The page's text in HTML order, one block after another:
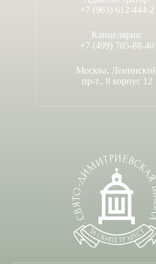
+7 (963) 612-444-2
Канцелярия:
+7 (499) 705-88-40
Москва,
пр-т., 8 корпус 12